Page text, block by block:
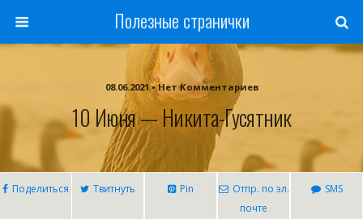
Полезные странички
08.06.2021 • Нет Комментариев
10 Июня — Никита-Гусятник
Поделиться Твитнуть Pin
Отпр. по эл.
почте
SMS